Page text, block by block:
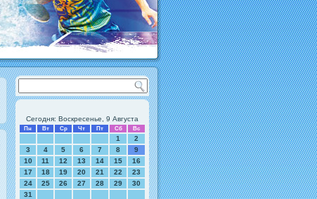
Сегодня: Воскресенье, 9 Августа
Пн Вт Ср Чт Пт Сб Вс
1
2
3
4 5 6 7 8
9
10
11 12 13 14 15
16
17
18 19 20 21 22
23
24
25 26 27 28 29
30
31